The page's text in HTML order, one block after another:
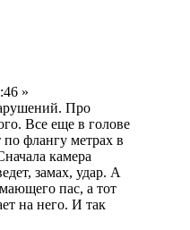
»
Про
Все еще в голове
по флангу метрах в
камера
замах, удар. А
пас, а тот
на него. И так